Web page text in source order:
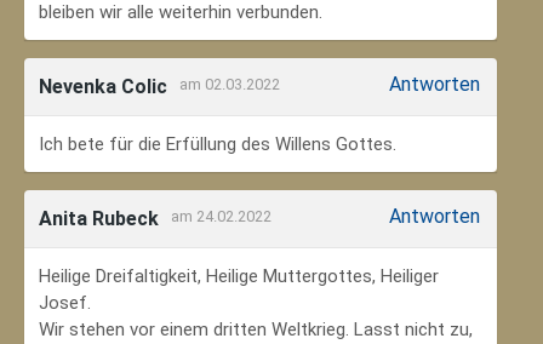
bleiben wir alle weiterhin verbunden.
Nevenka Colic am 02.03.2022 Antworten
Ich bete für die Erfüllung des Willens Gottes.
Anita Rubeck am 24.02.2022 Antworten
Heilige Dreifaltigkeit, Heilige Muttergottes, Heiliger
Josef.
Wir stehen vor einem dritten Weltkrieg. Lasst nicht zu,